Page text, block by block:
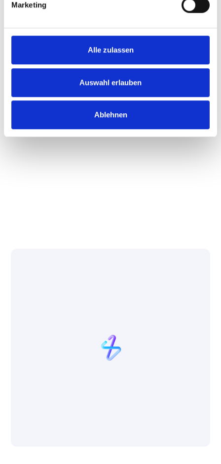
Marketing
Alle zulassen
Auswahl erlauben
Ablehnen